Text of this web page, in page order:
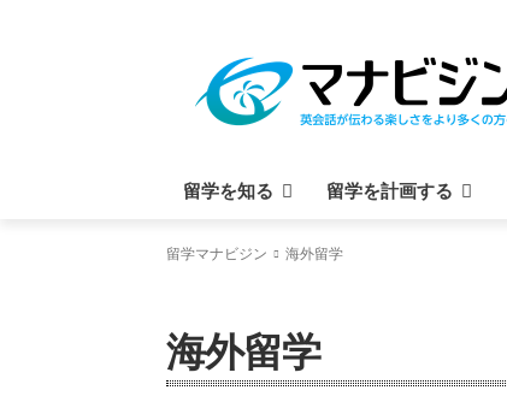
留学を知る 留学を計画する
留学マナビジン 海外留学
海外留学